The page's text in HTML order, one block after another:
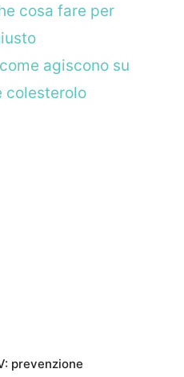
cosa fare per
agiscono su
colesterolo
prevenzione